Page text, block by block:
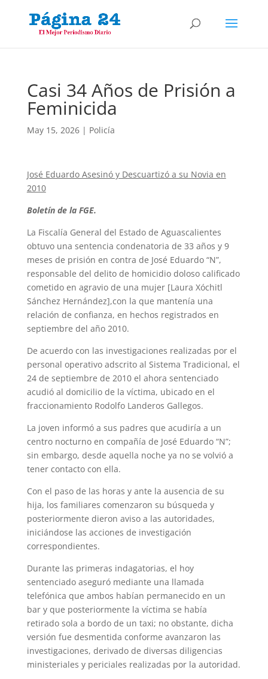
Casi 34 Años de Prisión a
Feminicida
May 15, 2026| Policía
José Eduardo Asesinó y Descuartizó a su Novia en
2010
Boletín de la FGE.
La Fiscalía General del Estado de Aguascalientes
obtuvo una sentencia condenatoria de 33 años y 9
meses de prisión en contra de José Eduardo “N”,
responsable del delito de homicidio doloso calificado
cometido en agravio de una mujer [Laura Xóchitl
Sánchez Hernández],con la que mantenía una
relación de confianza, en hechos registrados en
septiembre del año 2010.
De acuerdo con las investigaciones realizadas por el
personal operativo adscrito al Sistema Tradicional, el
24 de septiembre de 2010 el ahora sentenciado
acudió al domicilio de la víctima, ubicado en el
fraccionamiento Rodolfo Landeros Gallegos.
La joven informó a sus padres que acudiría a un
centro nocturno en compañía de José Eduardo “N”;
sin embargo, desde aquella noche ya no se volvió a
tener contacto con ella.
Con el paso de las horas y ante la ausencia de su
hija, los familiares comenzaron su búsqueda y
posteriormente dieron aviso a las autoridades,
iniciándose las acciones de investigación
correspondientes.
Durante las primeras indagatorias, el hoy
sentenciado aseguró mediante una llamada
telefónica que ambos habían permanecido en un
bar y que posteriormente la víctima se había
retirado sola a bordo de un taxi; no obstante, dicha
versión fue desmentida conforme avanzaron las
investigaciones, derivado de diversas diligencias
ministeriales y periciales realizadas por la autoridad.